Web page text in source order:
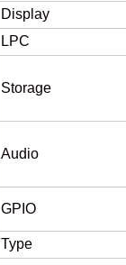
Display
LPC
Storage
Audio
GPIO
Type